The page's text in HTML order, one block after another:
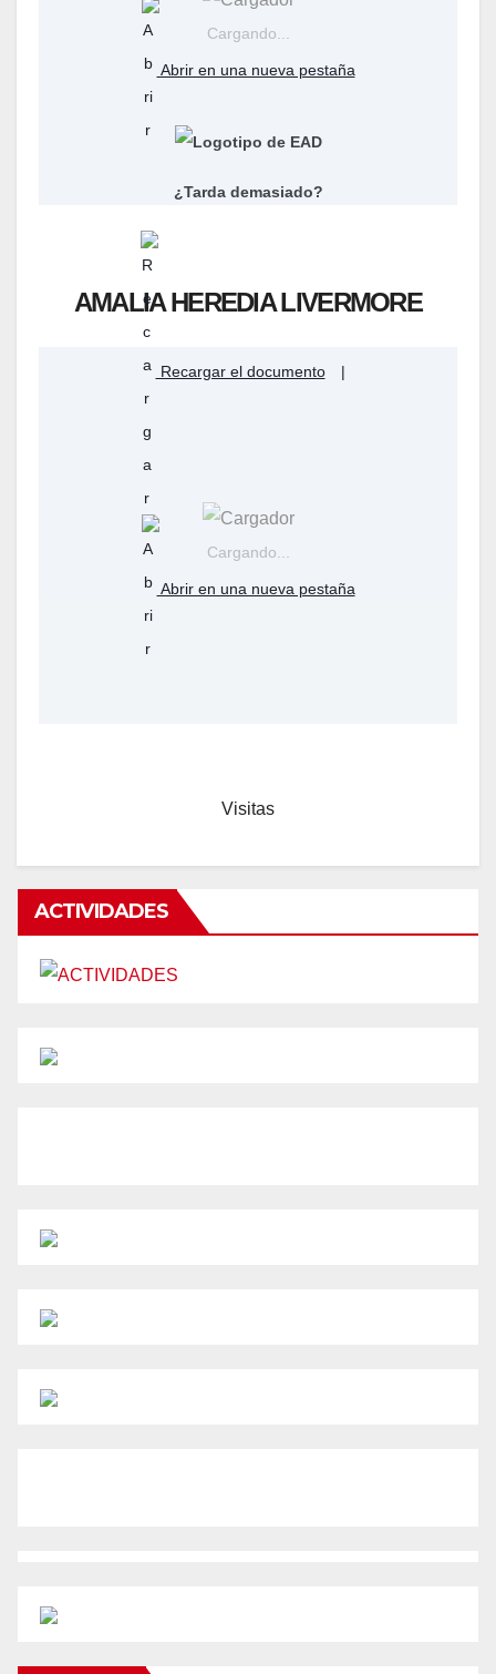
Cargando...
Abrir en una nueva pestaña
AMALIA HEREDIA LIVERMORE
Cargando...
¿Tarda demasiado?
Recargar el documento |
Abrir en una nueva pestaña
Visitas
ACTIVIDADES